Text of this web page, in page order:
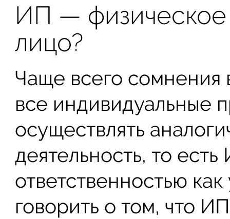
ИП —
лицо?
Чаще всего сомнения
все индивидуальные
осуществлять
деятельность, то
ответственностью
говорить о том, что